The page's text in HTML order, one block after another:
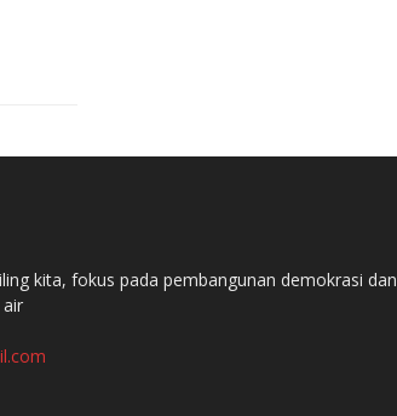
kita, fokus pada pembangunan demokrasi dan